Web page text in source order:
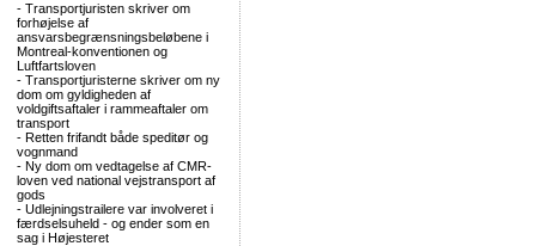
- Transportjuristen skriver om
forhøjelse af
ansvarsbegrænsningsbeløbene i
Montreal-konventionen og
Luftfartsloven
- Transportjuristerne skriver om ny
dom om gyldigheden af
voldgiftsaftaler i rammeaftaler om
transport
- Retten frifandt både speditør og
vognmand
- Ny dom om vedtagelse af CMR-
loven ved national vejstransport af
gods
- Udlejningstrailere var involveret i
færdselsuheld - og ender som en
sag i Højesteret